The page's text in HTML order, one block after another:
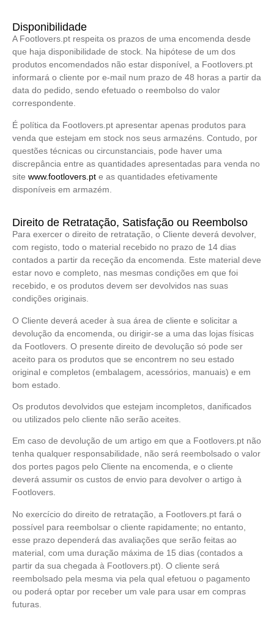
Disponibilidade
A Footlovers.pt respeita os prazos de uma encomenda desde
que haja disponibilidade de stock. Na hipótese de um dos
produtos encomendados não estar disponível, a Footlovers.pt
informará o cliente por e-mail num prazo de 48 horas a partir da
data do pedido, sendo efetuado o reembolso do valor
correspondente.
É política da Footlovers.pt apresentar apenas produtos para
venda que estejam em stock nos seus armazéns. Contudo, por
questões técnicas ou circunstanciais, pode haver uma
discrepância entre as quantidades apresentadas para venda no
site www.footlovers.pt e as quantidades efetivamente
disponíveis em armazém.
Direito de Retratação, Satisfação ou Reembolso
Para exercer o direito de retratação, o Cliente deverá devolver,
com registo, todo o material recebido no prazo de 14 dias
contados a partir da receção da encomenda. Este material deve
estar novo e completo, nas mesmas condições em que foi
recebido, e os produtos devem ser devolvidos nas suas
condições originais.
O Cliente deverá aceder à sua área de cliente e solicitar a
devolução da encomenda, ou dirigir-se a uma das lojas físicas
da Footlovers. O presente direito de devolução só pode ser
aceito para os produtos que se encontrem no seu estado
original e completos (embalagem, acessórios, manuais) e em
bom estado.
Os produtos devolvidos que estejam incompletos, danificados
ou utilizados pelo cliente não serão aceites.
Em caso de devolução de um artigo em que a Footlovers.pt não
tenha qualquer responsabilidade, não será reembolsado o valor
dos portes pagos pelo Cliente na encomenda, e o cliente
deverá assumir os custos de envio para devolver o artigo à
Footlovers.
No exercício do direito de retratação, a Footlovers.pt fará o
possível para reembolsar o cliente rapidamente; no entanto,
esse prazo dependerá das avaliações que serão feitas ao
material, com uma duração máxima de 15 dias (contados a
partir da sua chegada à Footlovers.pt). O cliente será
reembolsado pela mesma via pela qual efetuou o pagamento
ou poderá optar por receber um vale para usar em compras
futuras.